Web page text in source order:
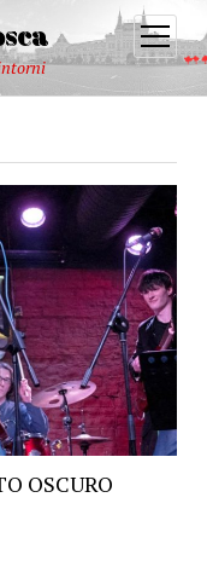
open
menu
OSCURO